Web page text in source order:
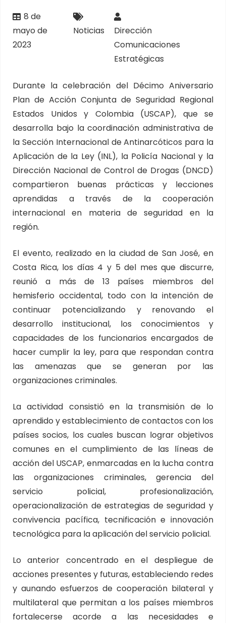
8 de
mayo de
2023
Noticias
Dirección
Comunicaciones
Estratégicas
Durante la celebración del Décimo Aniversario
Plan de Acción Conjunta de Seguridad Regional
Estados Unidos y Colombia (USCAP), que se
desarrolla bajo la coordinación administrativa de
la Sección Internacional de Antinarcóticos para la
Aplicación de la Ley (INL), la Policía Nacional y la
Dirección Nacional de Control de Drogas (DNCD)
compartieron buenas prácticas y lecciones
aprendidas a través de la cooperación
internacional en materia de seguridad en la
región.
El evento, realizado en la ciudad de San José, en
Costa Rica, los días 4 y 5 del mes que discurre,
reunió a más de 13 países miembros del
hemisferio occidental, todo con la intención de
continuar potencializando y renovando el
desarrollo institucional, los conocimientos y
capacidades de los funcionarios encargados de
hacer cumplir la ley, para que respondan contra
las amenazas que se generan por las
organizaciones criminales.
La actividad consistió en la transmisión de lo
aprendido y establecimiento de contactos con los
países socios, los cuales buscan lograr objetivos
comunes en el cumplimiento de las líneas de
acción del USCAP, enmarcadas en la lucha contra
las organizaciones criminales, gerencia del
servicio policial, profesionalización,
operacionalización de estrategias de seguridad y
convivencia pacífica, tecnificación e innovación
tecnológica para la aplicación del servicio policial.
Lo anterior concentrado en el despliegue de
acciones presentes y futuras, estableciendo redes
y aunando esfuerzos de cooperación bilateral y
multilateral que permitan a los países miembros
fortalecerse acorde a las necesidades e